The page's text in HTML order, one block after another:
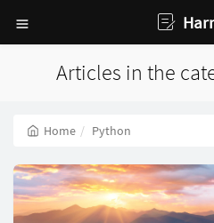
Articles in the
Home Python